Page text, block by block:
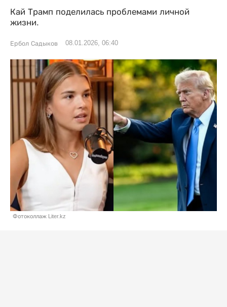
Кай Трамп поделилась проблемами личной
жизни.
Ербол Садыков 08.01.2026, 06:40
Фотоколлаж Liter.kz